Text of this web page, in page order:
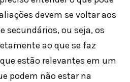
devem se voltar aos
secundários, ou seja, os
ao que se faz
estão relevantes em um
podem não estar na